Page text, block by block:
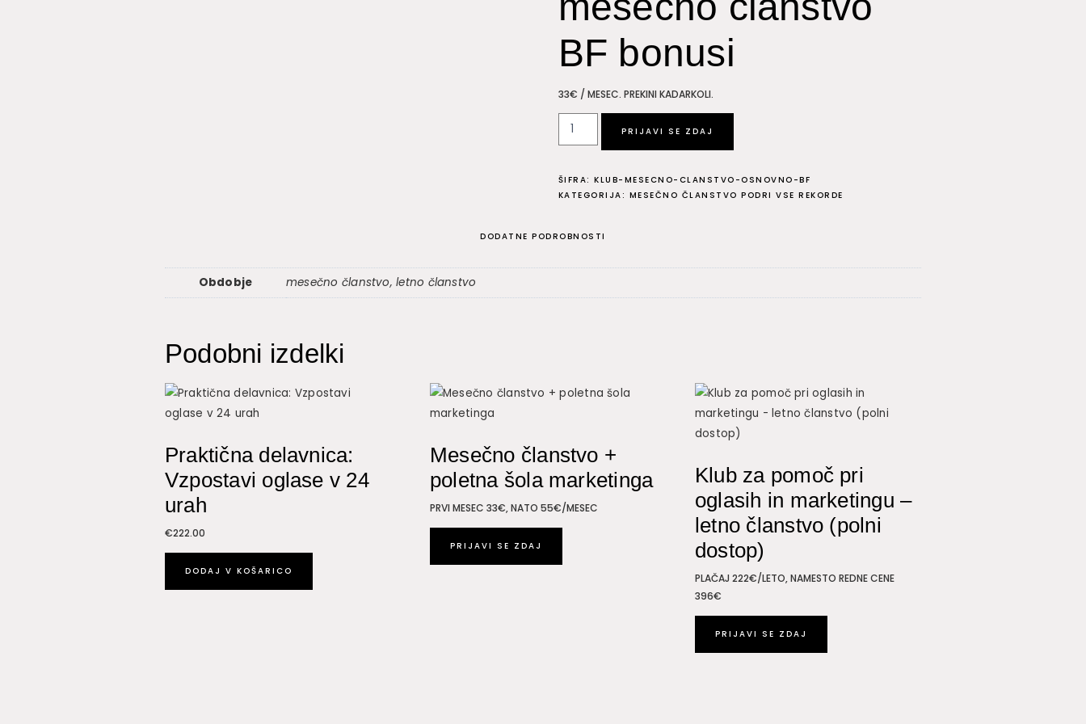
BF bonusi
33€ / MESEC. PREKINI KADARKOLI.
Klub
za
pri
oglasih
marketingu
PRIJAVI SE ZDAJ
ŠIFRA:KLUB-MESECNO-CLANSTVO-OSNOVNO-BF
KATEGORIJA: MESEČNO ČLANSTVO PODRI VSE REKORDE
DODATNE PODROBNOSTI
Obdobje mesečno članstvo, letno članstvo
Podobni izdelki
Praktična delavnica:
Vzpostavi oglase v 24
urah
€222.00
DODAJ V KOŠARICO
Mesečno članstvo +
poletna šola marketinga
PRVI MESEC 33€, NATO 55€/MESEC
PRIJAVI SE ZDAJ
Klub za pomoč pri
oglasih in marketingu –
letno članstvo (polni
dostop)
PLAČAJ 222€/LETO, NAMESTO REDNE CENE
396€
PRIJAVI SE ZDAJ